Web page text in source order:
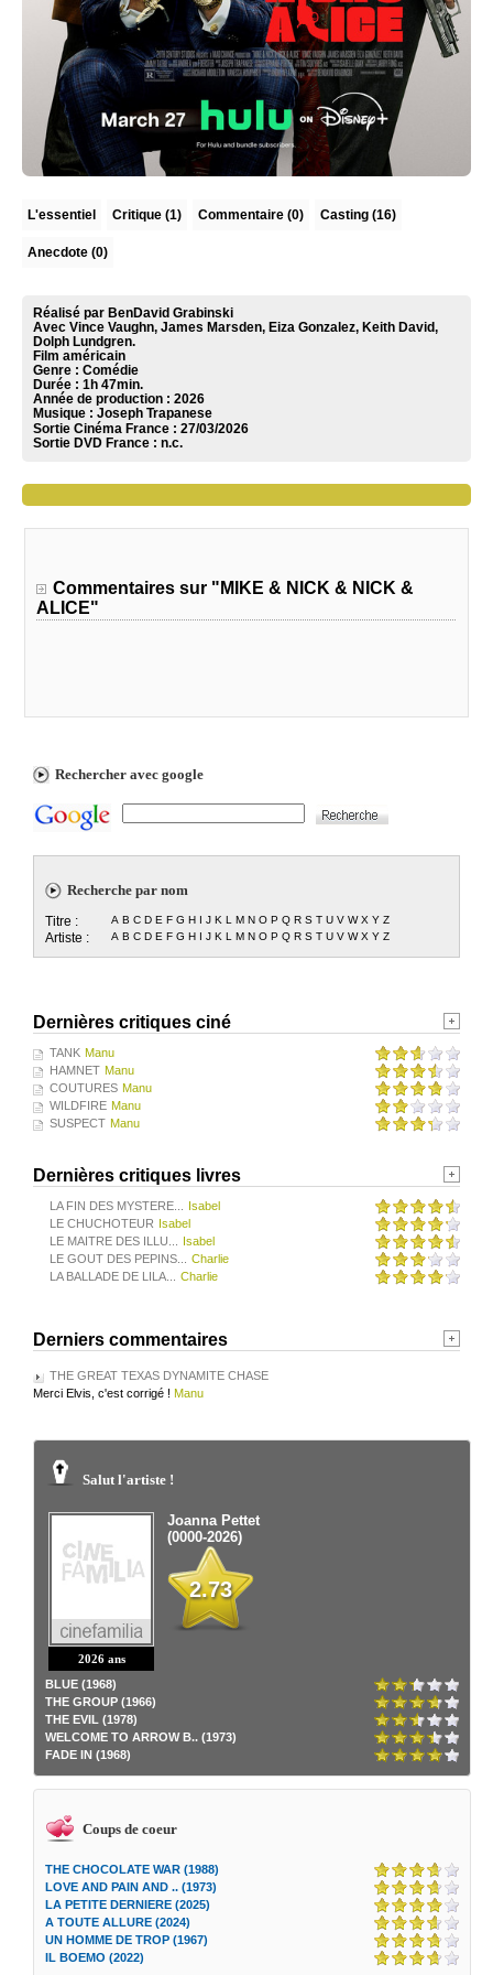
L'essentiel Critique (1) Commentaire (0) Casting (16)
Anecdote (0)
Réalisé par BenDavid Grabinski
Avec Vince Vaughn, James Marsden, Eiza Gonzalez, Keith David,
Dolph Lundgren.
Film américain
Genre : Comédie
Durée : 1h 47min.
Année de production : 2026
Musique : Joseph Trapanese
Sortie Cinéma France : 27/03/2026
Sortie DVD France : n.c.
Commentaires sur "MIKE & NICK & NICK &
ALICE"
Rechercher avec google
Recherche par nom
Titre : A B C D E F G H J K L M N O P Q R S T U V W X Y Z
Artiste : A B C D E F G H J K L M N O P Q R S T U V W X Y Z
Dernières critiques ciné
TANK Manu
HAMNET Manu
COUTURES Manu
WILDFIRE Manu
SUSPECT Manu
Dernières critiques livres
LA FIN DES MYSTERE...
Isabel
LE CHUCHOTEUR
Isabel
LE MAITRE DES ILLU...
Isabel
LE GOUT DES PEPINS... Charlie
LA BALLADE DE LILA... Charlie
Derniers commentaires
THE GREAT TEXAS DYNAMITE CHASE
Merci Elvis, c'est corrigé ! Manu
Salut l'artiste !
2026 ans
Joanna Pettet
(0000-2026)
2.73
BLUE (1968)
THE GROUP (1966)
THE EVIL (1978)
WELCOME TO ARROW B.. (1973)
FADE IN (1968)
Coups de coeur
THE CHOCOLATE WAR (1988)
LOVE AND PAIN AND .. (1973)
LA PETITE DERNIERE (2025)
A TOUTE ALLURE (2024)
UN HOMME DE TROP (1967)
IL BOEMO (2022)